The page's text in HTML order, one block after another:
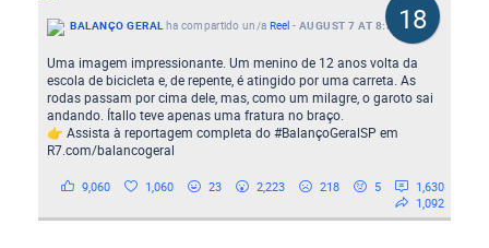
18
BALANÇO GERALha compartido un/a Reel - AUGUST 7 AT 8:30 PM
Uma imagem impressionante. Um menino de 12 anos volta da
escola de bicicleta e, de repente, é atingido por uma carreta. As
rodas passam por cima dele, mas, como um milagre, o garoto sai
andando. Ítallo teve apenas uma fratura no braço.
👉 Assista à reportagem completa do #BalançoGeralSP em
R7.com/balancogeral
9,060 1,060 23 2,223 218 5
1,630
1,092